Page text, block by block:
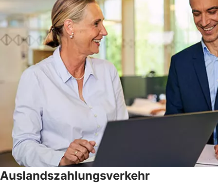
Auslandszahlungsverkehr